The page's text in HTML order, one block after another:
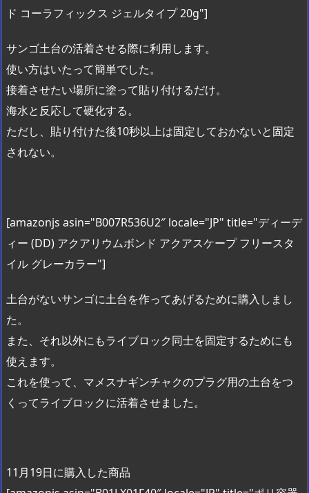
ド コーラフィックス ジェルタイプ 20g"]
サンゴ土台の活着させる際に利用します。
使い方はいたって簡単でした。
接着させたい場所に塗って貼り付けるだけ。
海水と反応して硬化する。
ただし、貼り付けた後10秒以上は固定しておかないと固定
されない。
[amazonjs asin="B007R536U2″ locale="JP" title="ディーデ
ィー (DD) アクアリウムボンド アクアスケープ フリースタ
イル グレーカラー"]
土台がないサンゴに土台を作ってあげるために購入しまし
た。
また、それ以外にもライブロック同士を固定するためにも
使えます。
これを使って、マメスナギンチャクのプラグ用の土台をつ
くってライブロックに活着させました。
11月19日に購入した商品